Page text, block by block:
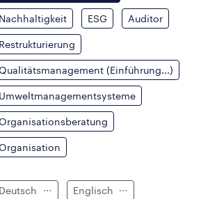
Nachhaltigkeit ESG Auditor
Restrukturierung
(Einführung...)
Umweltmanagementsysteme
Deutsch Englisch